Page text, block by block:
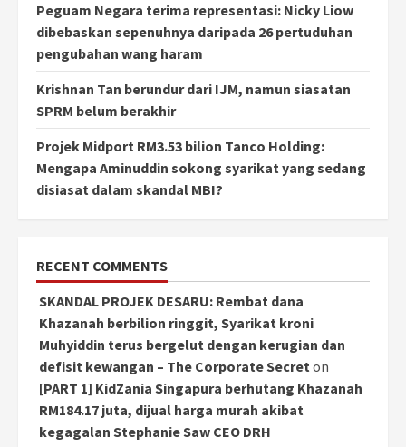
Peguam Negara terima representasi: Nicky Liow
dibebaskan sepenuhnya daripada 26 pertuduhan
pengubahan wang haram
Krishnan Tan berundur dari IJM, namun siasatan
SPRM belum berakhir
Projek Midport RM3.53 bilion Tanco Holding:
Mengapa Aminuddin sokong syarikat yang sedang
disiasat dalam skandal MBI?
RECENT COMMENTS
SKANDAL PROJEK DESARU: Rembat dana
Khazanah berbilion ringgit, Syarikat kroni
Muhyiddin terus bergelut dengan kerugian dan
defisit kewangan – The Corporate Secreton
[PART 1] KidZania Singapura berhutang Khazanah
RM184.17 juta, dijual harga murah akibat
kegagalan Stephanie Saw CEO DRH